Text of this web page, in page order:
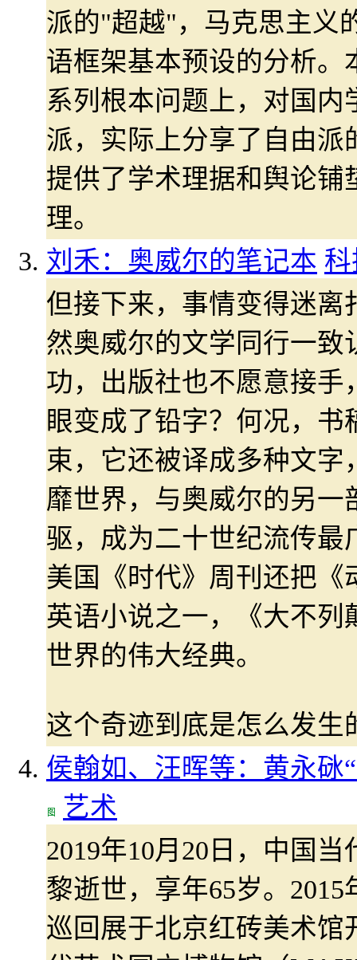
派的"超越"，马克思主义
语框架基本预设的分析
系列根本问题上，对国
派，实际上分享了自由
提供了学术理据和舆论
理。
刘禾：奥威尔的笔记本
但接下来，事情变得迷
然奥威尔的文学同行一
功，出版社也不愿意接
眼变成了铅字？何况，
束，它还被译成多种文
靡世界，与奥威尔的另
驱，成为二十世纪流传最
美国《时代》周刊还把
英语小说之一，《大不
世界的伟大经典。
这个奇迹到底是怎么发生
侯翰如、汪晖等：黄永砯
艺术
2019年10月20日，中国
黎逝世，享年65岁。
巡回展于北京红砖美术馆